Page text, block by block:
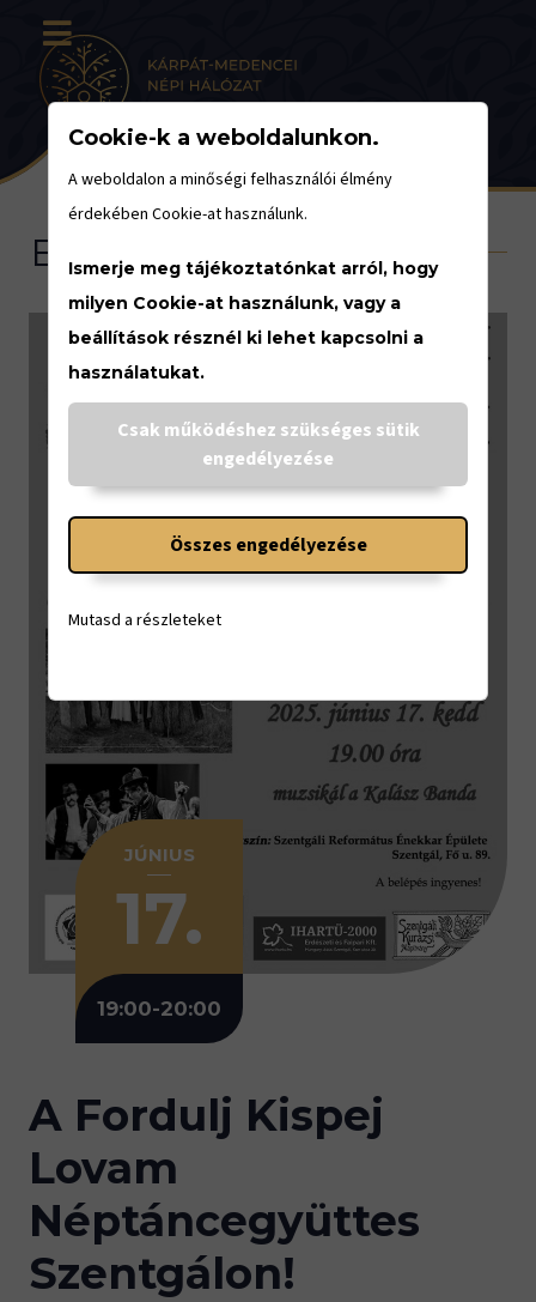
Eseménynaptár
<
JÚNIUS
17.
19:00-20:00
A Fordulj Kispej
Lovam
Néptáncegyüttes
Szentgálon!
Cookie-k a weboldalunkon.
A weboldalon a minőségi felhasználói élmény
érdekében Cookie-at használunk.
Ismerje meg tájékoztatónkat arról, hogy
milyen Cookie-at használunk, vagy a
beállítások résznél ki lehet kapcsolni a
használatukat.
Csak működéshez szükséges sütik
engedélyezése
Összes engedélyezése
Mutasd a részleteket